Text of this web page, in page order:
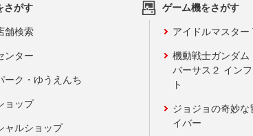
さがす
舗検索
ンター
ーク・ゆうえんち
ョップ
ャルショップ
ゲーム機をさがす
アイドルマスター
機動戦士ガンダム
バーサス２ イン
ト
ジョジョの奇妙
イバー